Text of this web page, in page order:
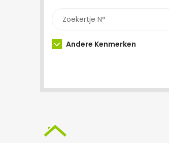
Andere Kenmerken